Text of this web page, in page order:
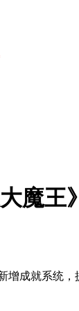
魔
增成就系统